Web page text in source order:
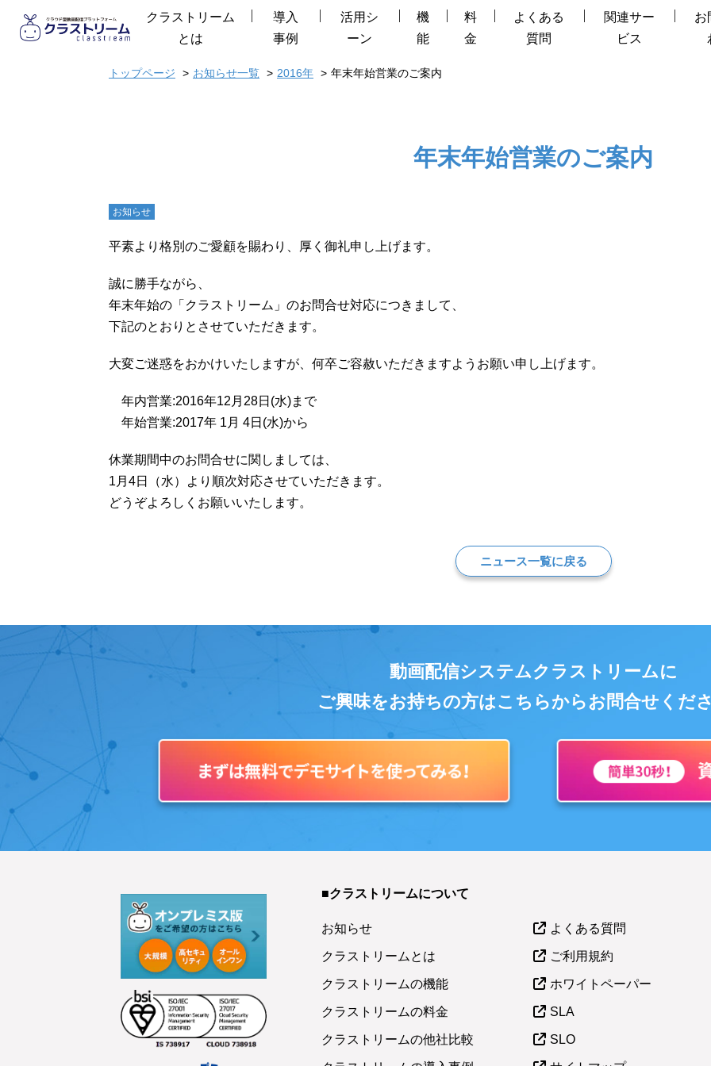
クラストリーム
とは
導入
事例
活用シ
ーン
機
能
料
金
よくある
質問
関連サー
ビス
お
トップページ お知らせ一覧 2016年 年末年始営業のご案内
年末年始営業のご案内
お知らせ
平素より格別のご愛顧を賜わり、厚く御礼申し上げます。
誠に勝手ながら、
年末年始の「クラストリーム」のお問合せ対応につきまして、
下記のとおりとさせていただきます。
大変ご迷惑をおかけいたしますが、何卒ご容赦いただきますようお願い申し上げます。
年内営業:2016年12月28日(水)まで
年始営業:2017年 1月 4日(水)から
休業期間中のお問合せに関しましては、
1月4日（水）より順次対応させていただきます。
どうぞよろしくお願いいたします。
ニュース一覧に戻る
動画配信システムクラストリームに
ご興味をお持ちの方はこちらからお問合せくだ
■クラストリームについて
お知らせ
クラストリームとは
クラストリームの機能
クラストリームの料金
クラストリームの他社比較
よくある質問
ご利用規約
ホワイトペーパー
SLA
SLO